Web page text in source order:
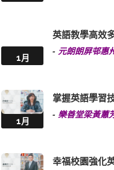
1月
英語教學高效
- 元朗朗屏邨惠
1月
掌握英語學習
- 樂善堂梁黃蕙
幸福校園強化